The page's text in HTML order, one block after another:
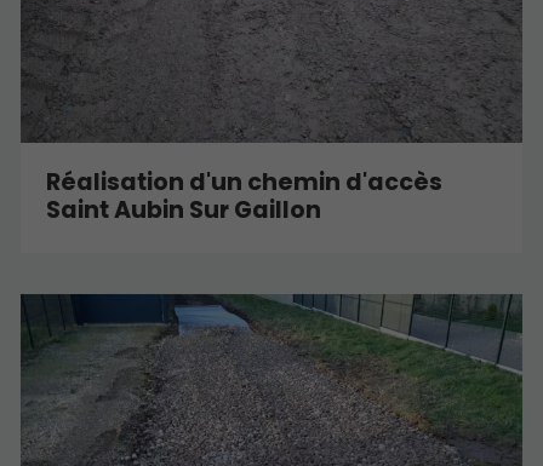
Réalisation d'un chemin d'accès
Saint Aubin Sur Gaillon